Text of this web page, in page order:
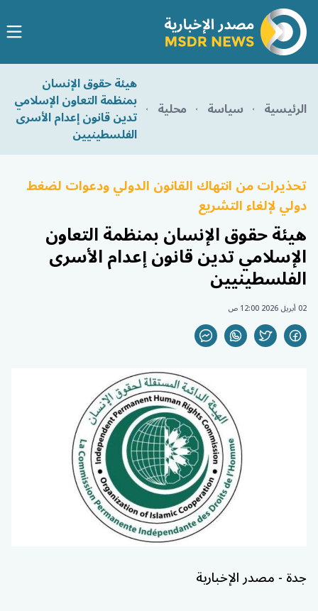
الرئيسية سياسة محلية
هيئة حقوق الإنسان
بمنظمة التعاون الإسلامي
تدين قانون إعدام الأسرى
الفلسطينيين
تحذيرات من انتهاك القانون الدولي ودعوات لضغط
دولي لإلغاء التشريع
هيئة حقوق الإنسان بمنظمة التعاون
الإسلامي تدين قانون إعدام الأسرى
الفلسطينيين
02 أبريل 2026 12:00 ص
جدة - مصدر الإخبارية